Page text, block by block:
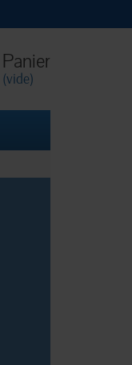
Panier
(vide)